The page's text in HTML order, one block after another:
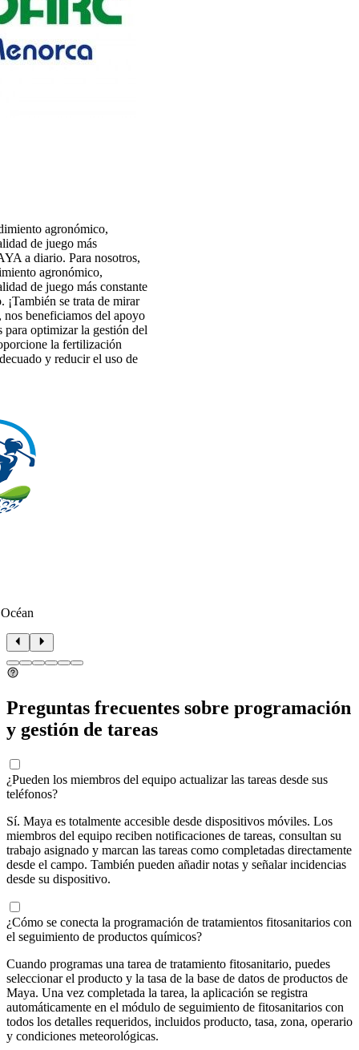
agronómico,
de juego más
a diario. Para nosotros,
agronómico,
de juego más constante
¡También se trata de mirar
beneficiamos del apoyo
para optimizar la gestión del
la fertilización
y reducir el uso de
Preguntas frecuentes sobre programación
y gestión de tareas
¿Pueden los miembros del equipo actualizar las tareas desde sus
teléfonos?
Sí. Maya es totalmente accesible desde dispositivos móviles. Los
miembros del equipo reciben notificaciones de tareas, consultan su
trabajo asignado y marcan las tareas como completadas directamente
desde el campo. También pueden añadir notas y señalar incidencias
desde su dispositivo.
¿Cómo se conecta la programación de tratamientos fitosanitarios con
el seguimiento de productos químicos?
Cuando programas una tarea de tratamiento fitosanitario, puedes
seleccionar el producto y la tasa de la base de datos de productos de
Maya. Una vez completada la tarea, la aplicación se registra
automáticamente en el módulo de seguimiento de fitosanitarios con
todos los detalles requeridos, incluidos producto, tasa, zona, operario
y condiciones meteorológicas.